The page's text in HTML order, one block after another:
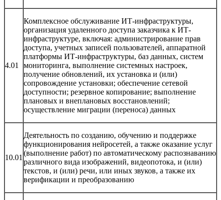
4.01
Комплексное обслуживание ИТ-инфраструктуры,
организация удаленного доступа заказчика к ИТ-
инфраструктуре, включая: администрирование прав
доступа, учетных записей пользователей, аппаратной
платформы ИТ-инфраструктуры, баз данных, систем
мониторинга, выполнение системных настроек,
получение обновлений, их установка и (или)
сопровождение установки; обеспечение сетевой
доступности; резервное копирование; выполнение
плановых и внеплановых восстановлений;
осуществление миграции (переноса) данных
10.01
Деятельность по созданию, обучению и поддержке
функционирования нейросетей, а также оказание услуг
(выполнение работ) по автоматическому распознаванию
различного вида изображений, видеопотока, и (или)
текстов, и (или) речи, или иных звуков, а также их
верификации и преобразованию